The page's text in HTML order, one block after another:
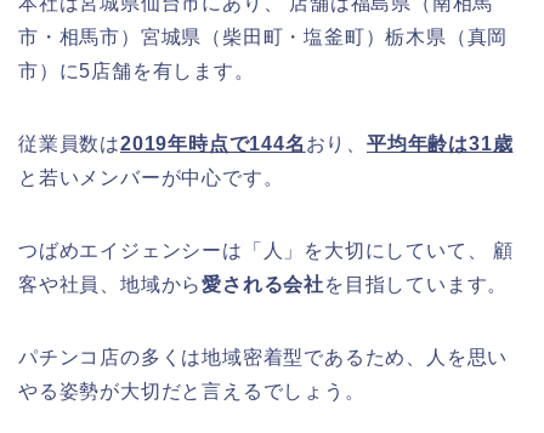
市・相馬市）宮城県（柴田町・塩釜町）栃木県（真岡
市）に5店舗を有します。
従業員数は2019年時点で144名 おり、平均年齢は31歳
と若いメンバーが中心です。
つばめエイジェンシーは「人」を大切にしていて、 顧
客や社員、地域から愛される会社を目指しています。
パチンコ店の多くは地域密着型であるため、人を思い
やる姿勢が大切だと言えるでしょう。